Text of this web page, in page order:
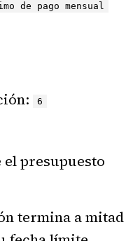
de pago mensual
6
el presupuesto
termina a mitad